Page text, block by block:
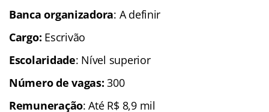
Banca organizadora: A definir
Cargo: Escrivão
Escolaridade: Nível superior
Número de vagas: 300
Remuneração: Até R$ 8,9 mil